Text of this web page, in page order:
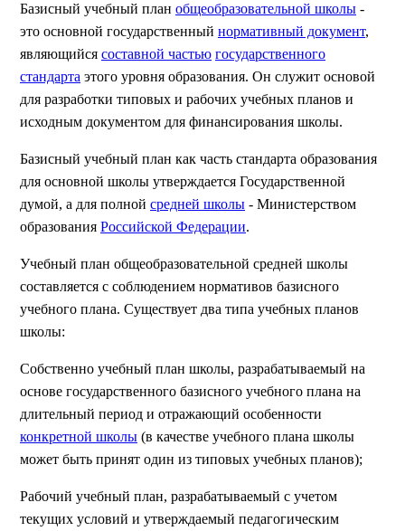
Базисный учебный план общеобразовательной школы -
это основной государственный нормативный документ,
являющийся составной частью государственного
стандарта этого уровня образования. Он служит основой
для разработки типовых и рабочих учебных планов и
исходным документом для финансирования школы.
Базисный учебный план как часть стандарта образования
для основной школы утверждается Государственной
думой, а для полной средней школы - Министерством
образования Российской Федерации.
Учебный план общеобразовательной средней школы
составляется с соблюдением нормативов базисного
учебного плана. Существует два типа учебных планов
школы:
Собственно учебный план школы, разрабатываемый на
основе государственного базисного учебного плана на
длительный период и отражающий особенности
конкретной школы (в качестве учебного плана школы
может быть принят один из типовых учебных планов);
Рабочий учебный план, разрабатываемый с учетом
текущих условий и утверждаемый педагогическим